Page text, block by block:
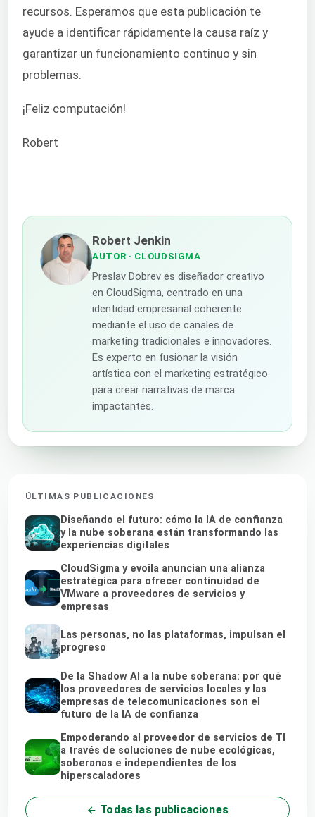
recursos. Esperamos que esta publicación te
ayude a identificar rápidamente la causa raíz y
garantizar un funcionamiento continuo y sin
problemas.
¡Feliz computación!
Robert
Robert Jenkin
AUTOR · CLOUDSIGMA
Preslav Dobrev es diseñador creativo
en CloudSigma, centrado en una
identidad empresarial coherente
mediante el uso de canales de
marketing tradicionales e innovadores.
Es experto en fusionar la visión
artística con el marketing estratégico
para crear narrativas de marca
impactantes.
ÚLTIMAS PUBLICACIONES
Diseñando el futuro: cómo la IA de confianza
y la nube soberana están transformando las
experiencias digitales
CloudSigma y evoila anuncian una alianza
estratégica para ofrecer continuidad de
VMware a proveedores de servicios y
empresas
Las personas, no las plataformas, impulsan el
progreso
De la Shadow AI a la nube soberana: por qué
los proveedores de servicios locales y las
empresas de telecomunicaciones son el
futuro de la IA de confianza
Empoderando al proveedor de servicios de TI
a través de soluciones de nube ecológicas,
soberanas e independientes de los
hiperscaladores
Todas las publicaciones